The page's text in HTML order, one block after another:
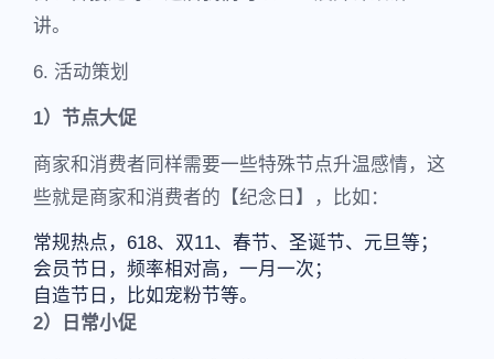
讲。
6. 活动策划
1）节点大促
商家和消费者同样需要一些特殊节点升温感情，这
些就是商家和消费者的【纪念日】，比如：
常规热点，618、双11、春节、圣诞节、元旦等；
会员节日，频率相对高，一月一次；
自造节日，比如宠粉节等。
2）日常小促